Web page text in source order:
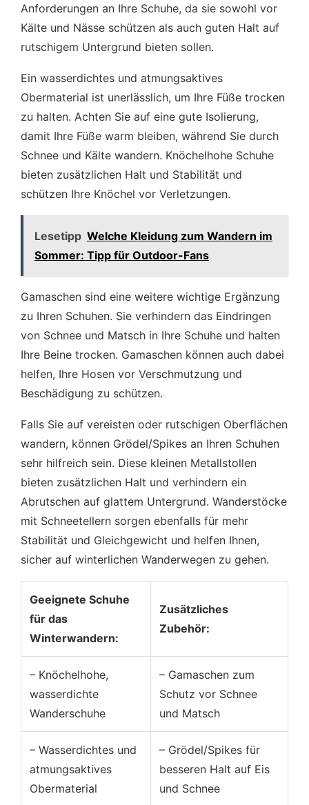
Anforderungen an Ihre Schuhe, da sie sowohl vor
Kälte und Nässe schützen als auch guten Halt auf
rutschigem Untergrund bieten sollen.
Ein wasserdichtes und atmungsaktives
Obermaterial ist unerlässlich, um Ihre Füße trocken
zu halten. Achten Sie auf eine gute Isolierung,
damit Ihre Füße warm bleiben, während Sie durch
Schnee und Kälte wandern. Knöchelhohe Schuhe
bieten zusätzlichen Halt und Stabilität und
schützen Ihre Knöchel vor Verletzungen.
Lesetipp Welche Kleidung zum Wandern im
Sommer: Tipp für Outdoor-Fans
Gamaschen sind eine weitere wichtige Ergänzung
zu Ihren Schuhen. Sie verhindern das Eindringen
von Schnee und Matsch in Ihre Schuhe und halten
Ihre Beine trocken. Gamaschen können auch dabei
helfen, Ihre Hosen vor Verschmutzung und
Beschädigung zu schützen.
Falls Sie auf vereisten oder rutschigen Oberflächen
wandern, können Grödel/Spikes an Ihren Schuhen
sehr hilfreich sein. Diese kleinen Metallstollen
bieten zusätzlichen Halt und verhindern ein
Abrutschen auf glattem Untergrund. Wanderstöcke
mit Schneetellern sorgen ebenfalls für mehr
Stabilität und Gleichgewicht und helfen Ihnen,
sicher auf winterlichen Wanderwegen zu gehen.
Geeignete Schuhe
für das
Winterwandern:
Zusätzliches
Zubehör:
– Knöchelhohe,
wasserdichte
Wanderschuhe
– Gamaschen zum
Schutz vor Schnee
und Matsch
– Wasserdichtes und
atmungsaktives
Obermaterial
– Grödel/Spikes für
besseren Halt auf Eis
und Schnee